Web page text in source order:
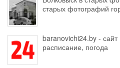
старых фотографий
baranovichi24.by - сайт
расписание, погода